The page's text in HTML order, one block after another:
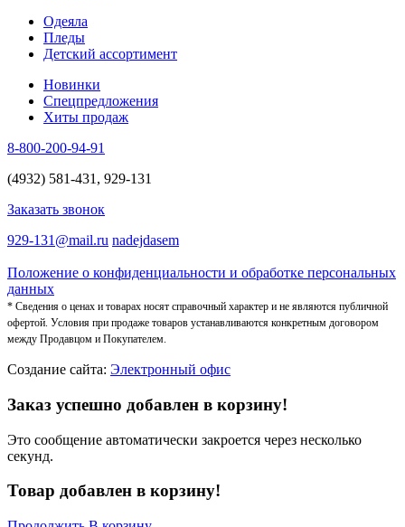
Одеяла
Пледы
Детский ассортимент
Новинки
Спецпредложения
Хиты продаж
8-800-200-94-91
(4932) 581-431, 929-131
Заказать звонок
929-131@mail.ru nadejdasem
Положение о конфиденциальности и обработке персональных
данных
* Сведения о ценах и товарах носят справочный характер и не являются публичной
офертой. Условия при продаже товаров устанавливаются конкретным договором
между Продавцом и Покупателем.
Создание сайта: Электронный офис
Заказ успешно добавлен в корзину!
Это сообщение автоматически закроется через несколько
секунд.
Товар добавлен в корзину!